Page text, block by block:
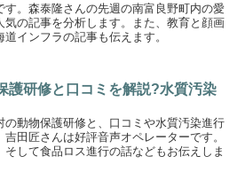
す。森泰隆さんの先週の南富良野町内の愛
気の記事を分析します。また、教育と顔画
インフラの記事も伝えます。
護研修と口コミを解説?水質汚染
の動物保護研修と、口コミや水質汚染進行
田匠さんは好評音声オペレーターです。
して食品ロス進行の話などもお伝えしま